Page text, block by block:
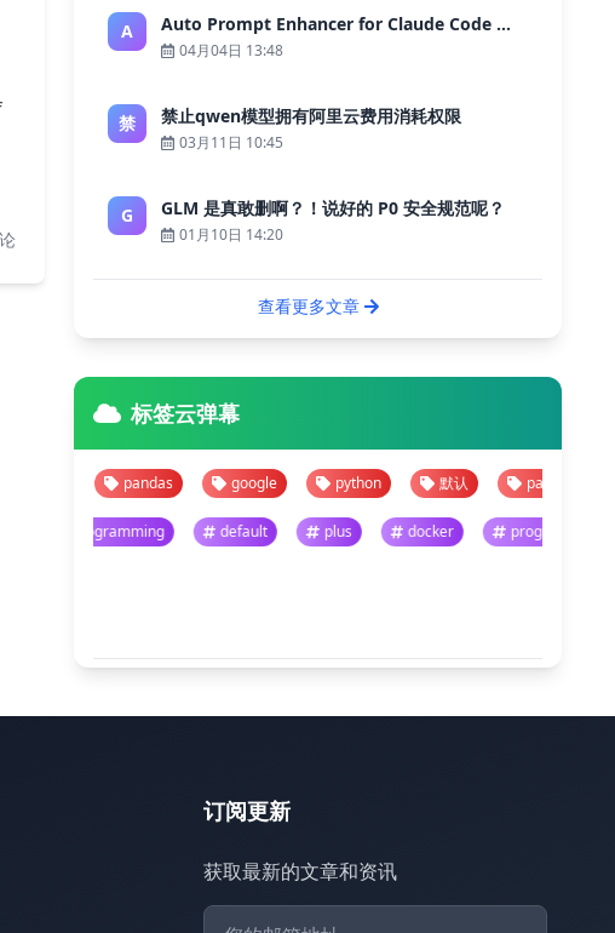
A Auto Prompt Enhancer for Claude Code — Building a Highly Reliable AI Programming Workflow
04月04日 13:48
禁 禁止qwen模型拥有阿里云费用消耗权限
03月11日 10:45
G GLM 是真敢删啊？！说好的 P0 安全规范呢？
01月10日 14:20
查看更多文章
标签云弹幕
pandas google python 默认 pandas
programming default plus docker
订阅更新
获取最新的文章和资讯